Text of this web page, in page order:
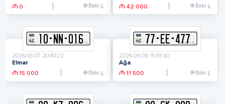
0
Bakı ş.
42 000
Bakı ş.
10- N N -016
2026-08-07 20:40:22
Elmar
15 000
Bakı ş.
77- EE-477
2026-08-08 15:58:40
Ağa
11 500
Bakı ş.